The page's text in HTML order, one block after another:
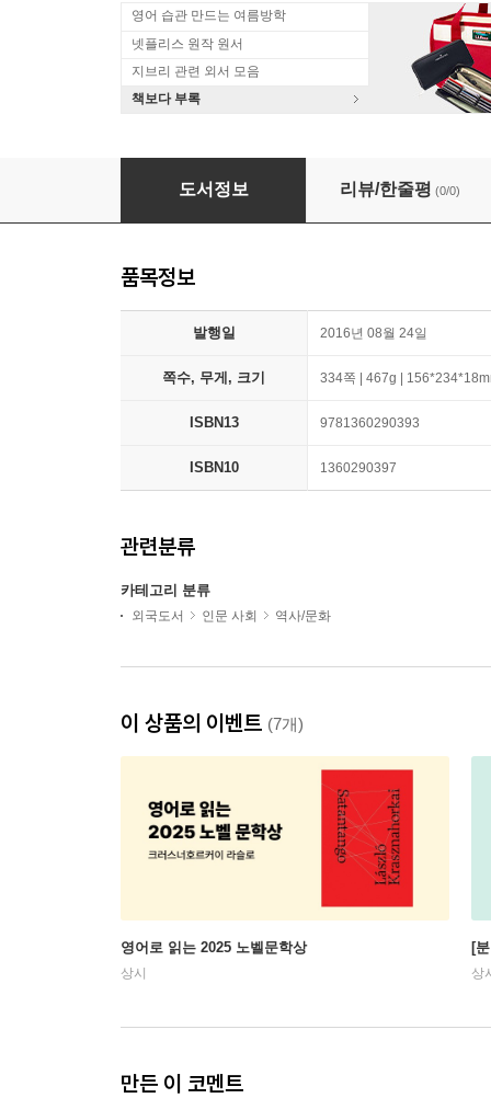
영어 습관 만드는 여름방학
넷플리스 원작 원서
지브리 관련 외서 모음
책보다 부록
Anglo-Saxon Leechcraft: An Historical
도서정보 리뷰/한줄평 (0/0)
품목정보
발행일 2016년 08월 24일
쪽수, 무게, 크기 334쪽 | 467g |
ISBN13 9781360290393
ISBN10 1360290397
관련분류
카테고리 분류
외국도서 인문 사회 역사/문화
이 상품의 이벤트 (7개)
영어로 읽는 2025 노벨문학상
상시
[
상
만든 이 코멘트